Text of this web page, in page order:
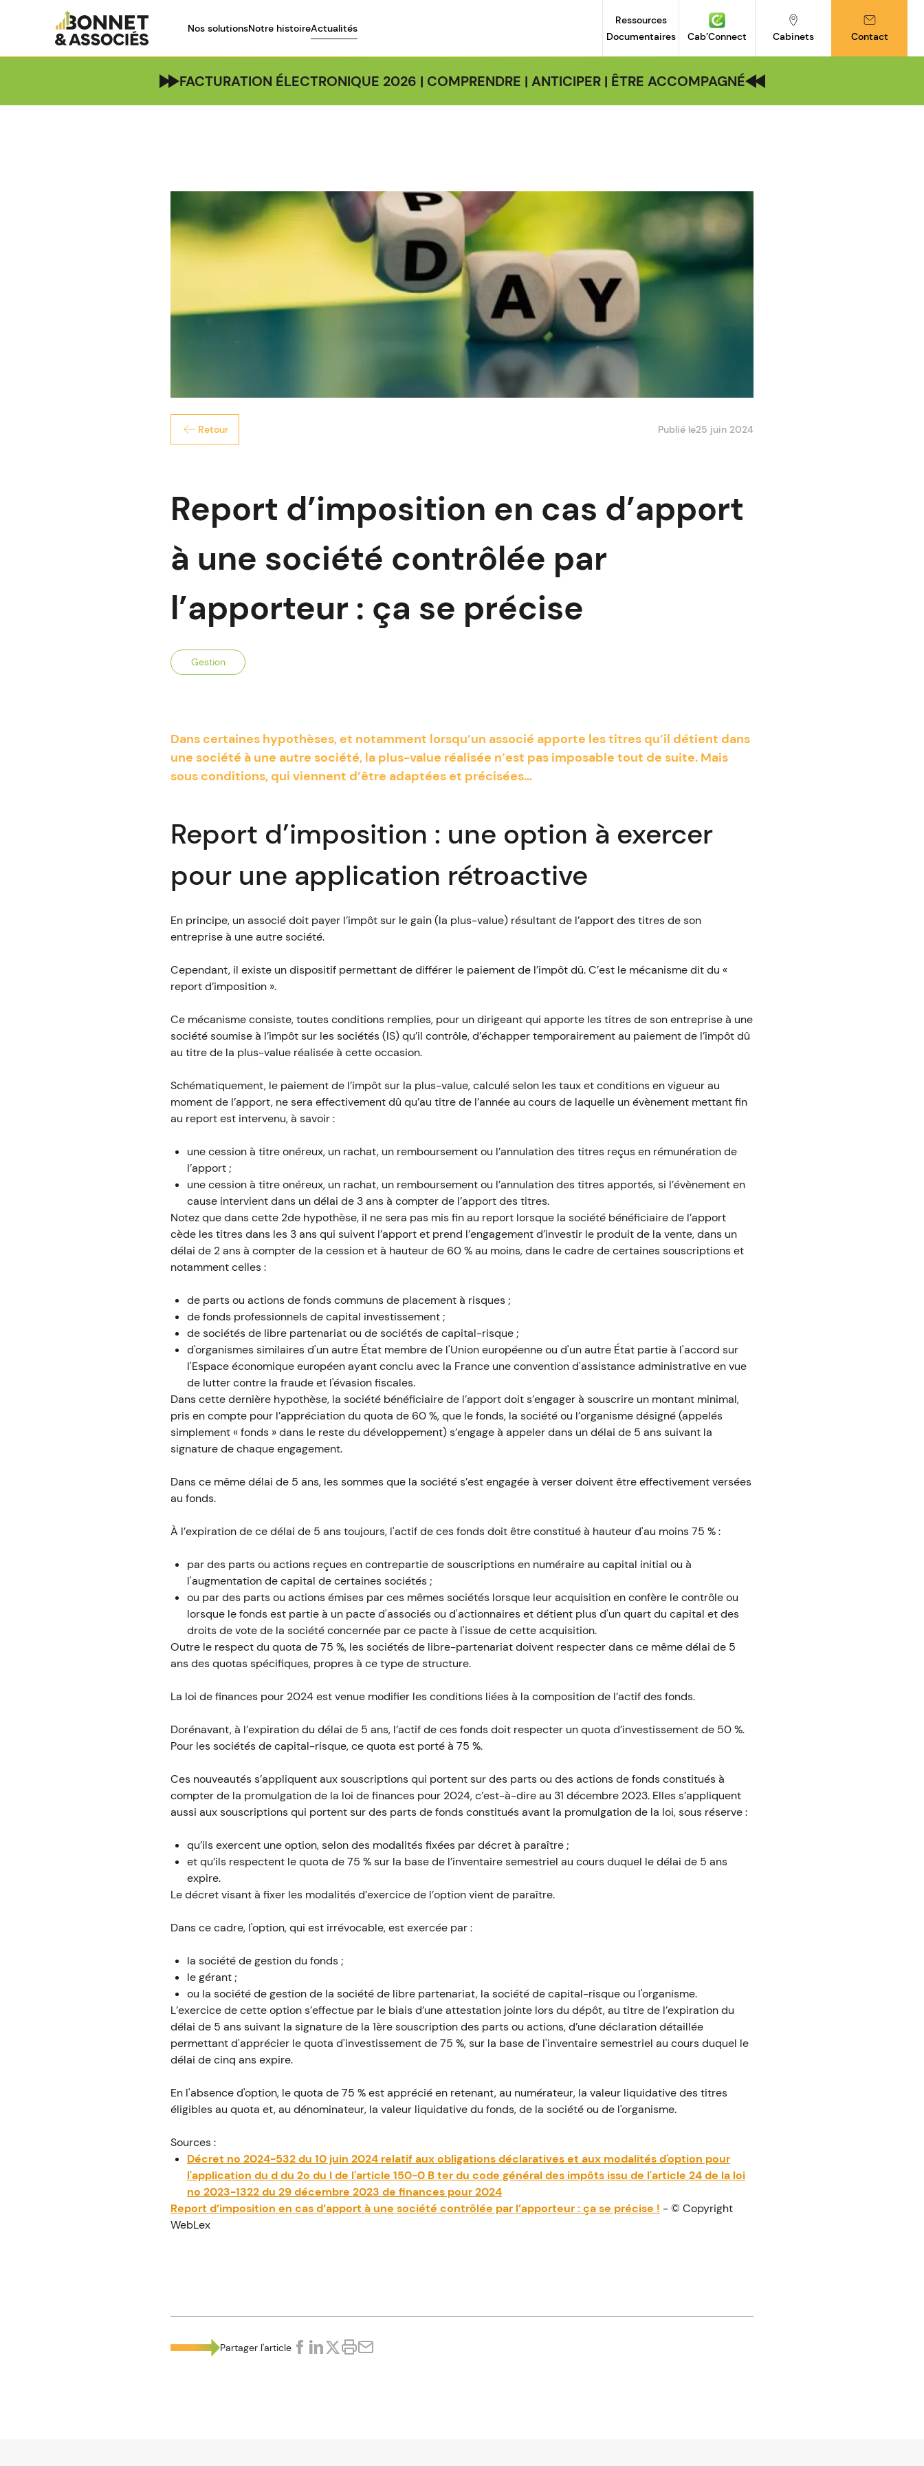
Nos solutionsNotre histoireActualités
Ressources
Documentaires
Cab’Connect Cabinets Contact
FACTURATION ÉLECTRONIQUE 2026 | COMPRENDRE | ANTICIPER | ÊTRE ACCOMPAGNÉ
Retour Publié le25 juin 2024
Report d’imposition en cas d’apport
à une société contrôlée par
l’apporteur : ça se précise
Gestion
Dans certaines hypothèses, et notamment lorsqu’un associé apporte les titres qu’il détient dans
une société à une autre société, la plus-value réalisée n’est pas imposable tout de suite. Mais
sous conditions, qui viennent d’être adaptées et précisées…
Report d’imposition : une option à exercer
pour une application rétroactive
En principe, un associé doit payer l’impôt sur le gain (la plus-value) résultant de l’apport des titres de son
entreprise à une autre société.
Cependant, il existe un dispositif permettant de différer le paiement de l’impôt dû. C’est le mécanisme dit du «
report d’imposition ».
Ce mécanisme consiste, toutes conditions remplies, pour un dirigeant qui apporte les titres de son entreprise à une
société soumise à l’impôt sur les sociétés (IS) qu’il contrôle, d’échapper temporairement au paiement de l’impôt dû
au titre de la plus-value réalisée à cette occasion.
Schématiquement, le paiement de l’impôt sur la plus-value, calculé selon les taux et conditions en vigueur au
moment de l’apport, ne sera effectivement dû qu’au titre de l’année au cours de laquelle un évènement mettant fin
au report est intervenu, à savoir :
une cession à titre onéreux, un rachat, un remboursement ou l’annulation des titres reçus en rémunération de
l’apport ;
une cession à titre onéreux, un rachat, un remboursement ou l’annulation des titres apportés, si l’évènement en
cause intervient dans un délai de 3 ans à compter de l’apport des titres.
Notez que dans cette 2de hypothèse, il ne sera pas mis fin au report lorsque la société bénéficiaire de l’apport
cède les titres dans les 3 ans qui suivent l’apport et prend l’engagement d’investir le produit de la vente, dans un
délai de 2 ans à compter de la cession et à hauteur de 60 % au moins, dans le cadre de certaines souscriptions et
notamment celles :
de parts ou actions de fonds communs de placement à risques ;
de fonds professionnels de capital investissement ;
de sociétés de libre partenariat ou de sociétés de capital-risque ;
d'organismes similaires d'un autre État membre de l'Union européenne ou d'un autre État partie à l'accord sur
l'Espace économique européen ayant conclu avec la France une convention d'assistance administrative en vue
de lutter contre la fraude et l'évasion fiscales.
Dans cette dernière hypothèse, la société bénéficiaire de l’apport doit s’engager à souscrire un montant minimal,
pris en compte pour l’appréciation du quota de 60 %, que le fonds, la société ou l’organisme désigné (appelés
simplement « fonds » dans le reste du développement) s’engage à appeler dans un délai de 5 ans suivant la
signature de chaque engagement.
Dans ce même délai de 5 ans, les sommes que la société s’est engagée à verser doivent être effectivement versées
au fonds.
À l’expiration de ce délai de 5 ans toujours, l'actif de ces fonds doit être constitué à hauteur d'au moins 75 % :
par des parts ou actions reçues en contrepartie de souscriptions en numéraire au capital initial ou à
l'augmentation de capital de certaines sociétés ;
ou par des parts ou actions émises par ces mêmes sociétés lorsque leur acquisition en confère le contrôle ou
lorsque le fonds est partie à un pacte d'associés ou d'actionnaires et détient plus d'un quart du capital et des
droits de vote de la société concernée par ce pacte à l'issue de cette acquisition.
Outre le respect du quota de 75 %, les sociétés de libre-partenariat doivent respecter dans ce même délai de 5
ans des quotas spécifiques, propres à ce type de structure.
La loi de finances pour 2024 est venue modifier les conditions liées à la composition de l’actif des fonds.
Dorénavant, à l’expiration du délai de 5 ans, l’actif de ces fonds doit respecter un quota d’investissement de 50 %.
Pour les sociétés de capital-risque, ce quota est porté à 75 %.
Ces nouveautés s’appliquent aux souscriptions qui portent sur des parts ou des actions de fonds constitués à
compter de la promulgation de la loi de finances pour 2024, c’est-à-dire au 31 décembre 2023. Elles s’appliquent
aussi aux souscriptions qui portent sur des parts de fonds constitués avant la promulgation de la loi, sous réserve :
qu’ils exercent une option, selon des modalités fixées par décret à paraître ;
et qu’ils respectent le quota de 75 % sur la base de l’inventaire semestriel au cours duquel le délai de 5 ans
expire.
Le décret visant à fixer les modalités d’exercice de l’option vient de paraître.
Dans ce cadre, l'option, qui est irrévocable, est exercée par :
la société de gestion du fonds ;
le gérant ;
ou la société de gestion de la société de libre partenariat, la société de capital-risque ou l'organisme.
L’exercice de cette option s’effectue par le biais d’une attestation jointe lors du dépôt, au titre de l’expiration du
délai de 5 ans suivant la signature de la 1ère souscription des parts ou actions, d’une déclaration détaillée
permettant d'apprécier le quota d'investissement de 75 %, sur la base de l'inventaire semestriel au cours duquel le
délai de cinq ans expire.
En l'absence d'option, le quota de 75 % est apprécié en retenant, au numérateur, la valeur liquidative des titres
éligibles au quota et, au dénominateur, la valeur liquidative du fonds, de la société ou de l'organisme.
Sources :
Décret no 2024-532 du 10 juin 2024 relatif aux obligations déclaratives et aux modalités d'option pour
l'application du d du 2o du I de l'article 150-0 B ter du code général des impôts issu de l'article 24 de la loi
no 2023-1322 du 29 décembre 2023 de finances pour 2024
Report d’imposition en cas d’apport à une société contrôlée par l’apporteur : ça se précise ! - © Copyright
WebLex
Partager l'article